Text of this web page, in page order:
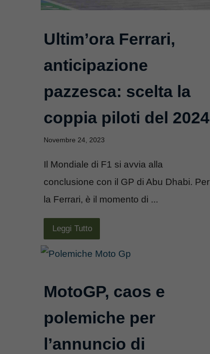
Ultim’ora Ferrari,
anticipazione
pazzesca: scelta la
coppia piloti del 2024
Novembre 24, 2023
Il Mondiale di F1 si avvia alla
conclusione con il GP di Abu Dhabi. Per
la Ferrari, è il momento di ...
Leggi Tutto
MotoGP, caos e
polemiche per
l’annuncio di